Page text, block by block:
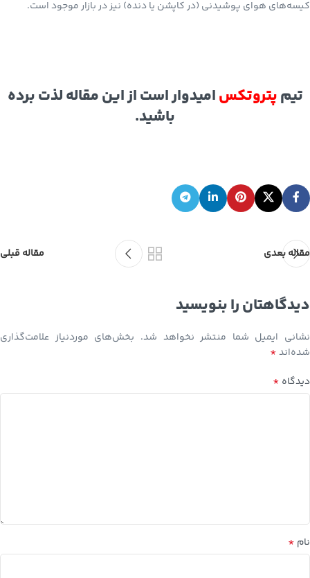
کیسه‌های هوای پوشیدنی (در کاپشن یا دنده) نیز در بازار موجود است.
تیمپتروتکسامیدوار است از این مقاله لذت برده
باشید.
مقاله بعدی مقاله قبلی
دیدگاهتان را بنویسید
نشانی ایمیل شما منتشر نخواهد شد. بخش‌های موردنیاز علامت‌گذاری
شده‌اند*
دیدگاه *
نام *